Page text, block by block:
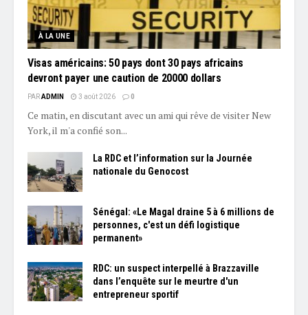
À LA UNE
Visas américains: 50 pays dont 30 pays africains
devront payer une caution de 20000 dollars
PARADMIN 3 août 2026 0
Ce matin, en discutant avec un ami qui rêve de visiter New
York, il m'a confié son...
La RDC et l’information sur la Journée
nationale du Genocost
Sénégal: «Le Magal draine 5 à 6 millions de
personnes, c'est un défi logistique
permanent»
RDC: un suspect interpellé à Brazzaville
dans l’enquête sur le meurtre d'un
entrepreneur sportif